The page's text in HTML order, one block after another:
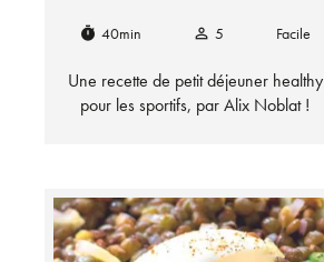
timer 40min person_outline 5 Facile
Une recette de petit déjeuner healthy
pour les sportifs, par Alix Noblat !